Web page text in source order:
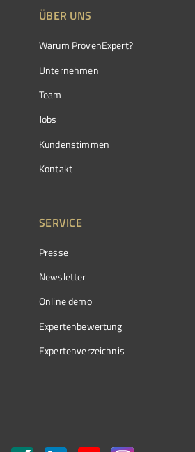
ÜBER UNS
Warum ProvenExpert?
Unternehmen
Team
Jobs
Kundenstimmen
Kontakt
SERVICE
Presse
Newsletter
Online demo
Expertenbewertung
Expertenverzeichnis